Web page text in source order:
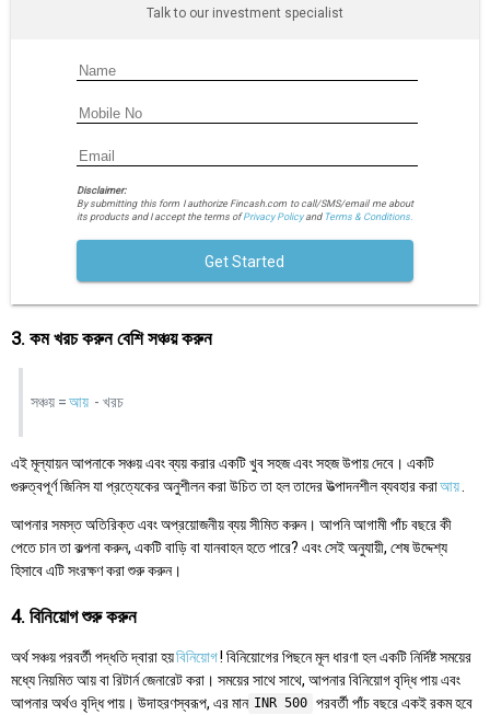
Talk to our investment specialist
Disclaimer:
By submitting this form I authorize Fincash.com to call/SMS/email me about
its products and I accept the terms ofPrivacy Policyand Terms & Conditions.
Get Started
3. কম খরচ করুন বেশি সঞ্চয় করুন
সঞ্চয় =আয় - খরচ
এই মূল্যায়ন আপনাকে সঞ্চয় এবং ব্যয় করার একটি খুব সহজ এবং সহজ উপায় দেবে। একটি
গুরুত্বপূর্ণ জিনিস যা প্রত্যেকের অনুশীলন করা উচিত তা হল তাদের উত্পাদনশীল ব্যবহার করাআয়
আপনার সমস্ত অতিরিক্ত এবং অপ্রয়োজনীয় ব্যয় সীমিত করুন। আপনি আগামী পাঁচ বছরে কী
পেতে চান তা কল্পনা করুন, একটি বাড়ি বা যানবাহন হতে পারে? এবং সেই অনুযায়ী, শেষ উদ্দেশ্য
হিসাবে এটি সংরক্ষণ করা শুরু করুন।
4. বিনিয়োগ শুরু করুন
অর্থ সঞ্চয় পরবর্তী পদ্ধতি দ্বারা হয়বিনিয়োগ! বিনিয়োগের পিছনে মূল ধারণা হল একটি নির্দিষ্ট সময়ের
মধ্যে নিয়মিত আয় বা রিটার্ন জেনারেট করা। সময়ের সাথে সাথে, আপনার বিনিয়োগ বৃদ্ধি পায় এবং
আপনার অর্থও বৃদ্ধি পায়। উদাহরণস্বরূপ, এর মান INR 500 পরবর্তী পাঁচ বছরে একই রকম হবে